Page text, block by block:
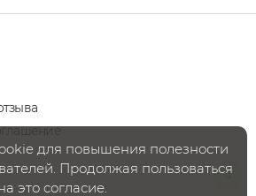
для повышения полезности
Продолжая пользоваться
это согласие.